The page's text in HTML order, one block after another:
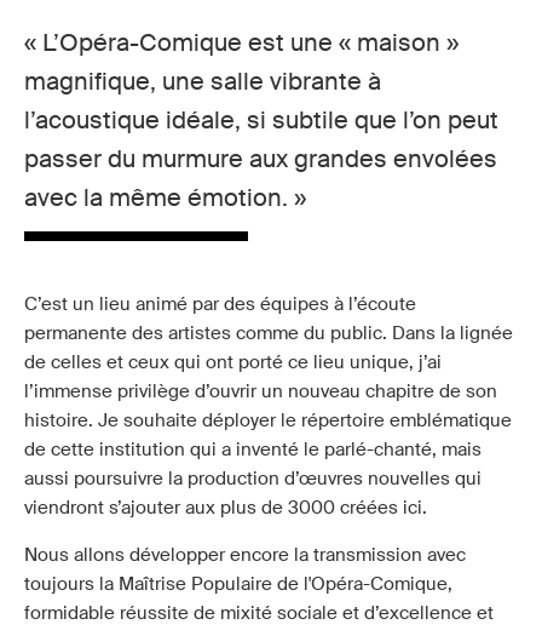
« L’Opéra-Comique est une « maison »
magnifique, une salle vibrante à
l’acoustique idéale, si subtile que l’on peut
passer du murmure aux grandes envolées
avec la même émotion. »
C’est un lieu animé par des équipes à l’écoute
permanente des artistes comme du public. Dans la lignée
de celles et ceux qui ont porté ce lieu unique, j’ai
l’immense privilège d’ouvrir un nouveau chapitre de son
histoire. Je souhaite déployer le répertoire emblématique
de cette institution qui a inventé le parlé-chanté, mais
aussi poursuivre la production d’œuvres nouvelles qui
viendront s’ajouter aux plus de 3000 créées ici.
Nous allons développer encore la transmission avec
toujours la Maîtrise Populaire de l'Opéra-Comique,
formidable réussite de mixité sociale et d’excellence et